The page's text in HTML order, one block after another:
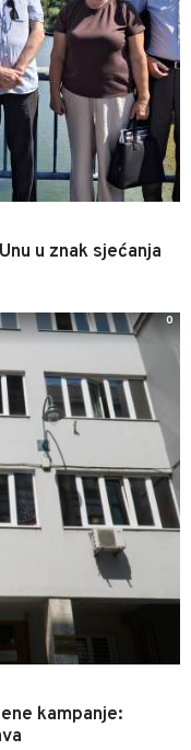
u znak sjećanja
kampanje:
0